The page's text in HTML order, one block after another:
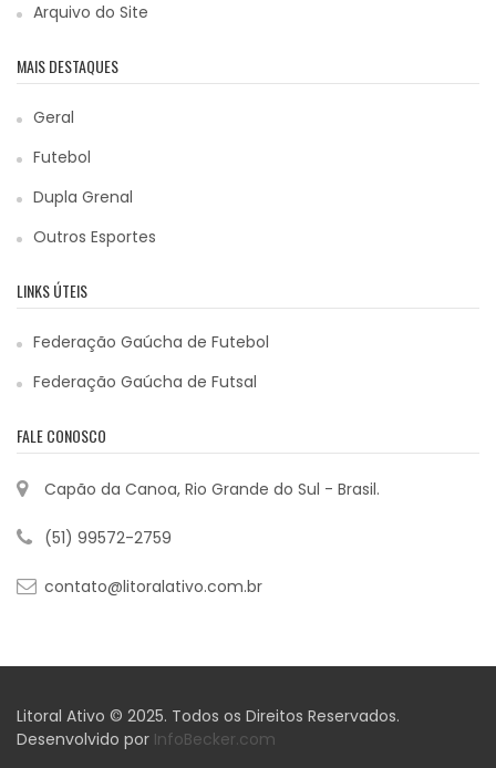
Arquivo do Site
MAIS DESTAQUES
Geral
Futebol
Dupla Grenal
Outros Esportes
LINKS ÚTEIS
Federação Gaúcha de Futebol
Federação Gaúcha de Futsal
FALE CONOSCO
Capão da Canoa, Rio Grande do Sul - Brasil.
(51) 99572-2759
contato@litoralativo.com.br
Litoral Ativo © 2025. Todos os Direitos Reservados.
Desenvolvido por InfoBecker.com